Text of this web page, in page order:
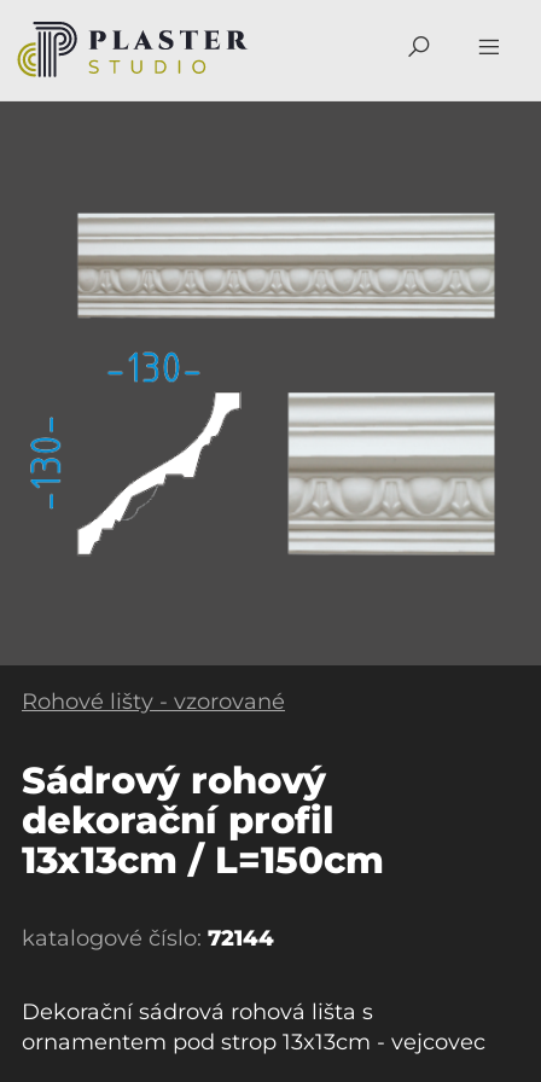
Rohové lišty - vzorované
Sádrový rohový
dekorační profil
13x13cm / L=150cm
katalogové číslo: 72144
Dekorační sádrová rohová lišta s
ornamentem pod strop 13x13cm - vejcovec